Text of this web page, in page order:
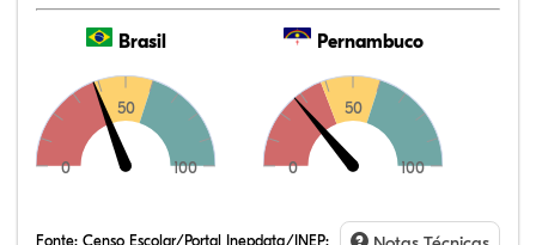
Brasil
0
50
100
Pernambuco
0
50
100
Fonte: Censo Escolar/Portal Inepdata/INEP;